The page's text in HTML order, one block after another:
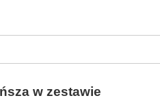
w zestawie